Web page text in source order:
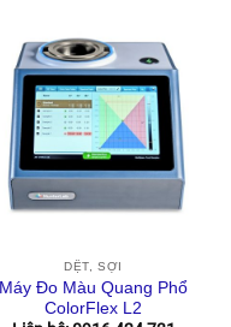
DỆT, SỢI
Máy Đo Màu Quang Phổ
ColorFlex L2